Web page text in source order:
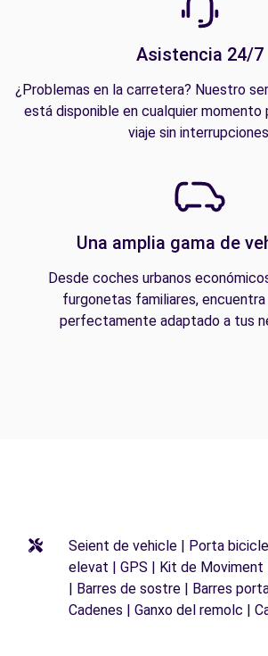
Asistencia 24/7
¿Problemas en la carretera? Nuestro
está disponible en cualquier momento
viaje sin
Una amplia gama de
Desde coches urbanos
furgonetas familiares,
perfectamente adaptado a tus
Seient de vehicle | Porta
elevat | GPS | Kit de Moviment
| Barres de sostre | Barres
Cadenes | Ganxo del remolc |